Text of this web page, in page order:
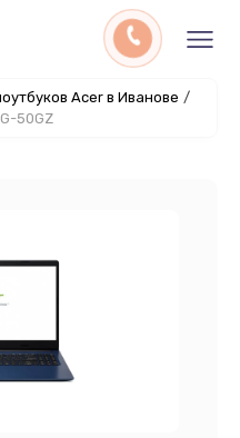
Acer в Иванове /
50GZ